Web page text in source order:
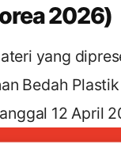
2026)
yang
Bedah
12 April